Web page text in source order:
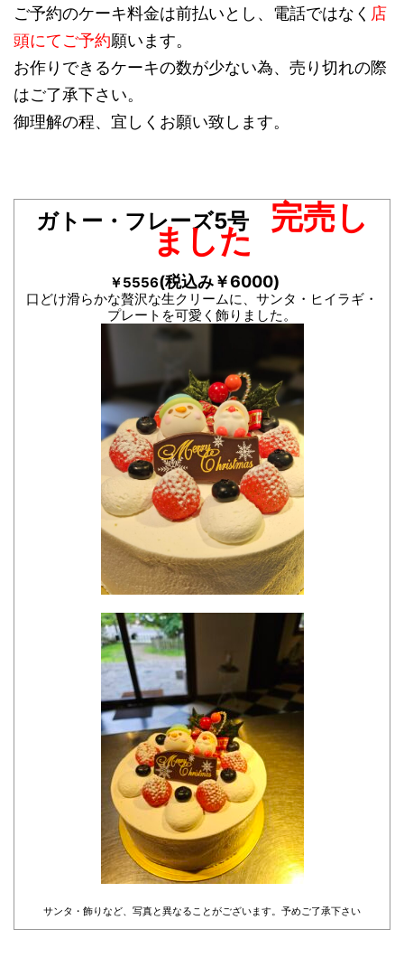
ご予約のケーキ料金は前払いとし、電話ではなく 店
頭にてご予約願います。
お作りできるケーキの数が少ない為、売り切れの際
はご了承下さい。
御理解の程、宜しくお願い致します。
ガトー・フレーズ5号 完売し
ました
￥5556(税込み￥6000)
口どけ滑らかな贅沢な生クリームに、サンタ・ヒイラギ・
プレートを可愛く飾りました。
サンタ・飾りなど、写真と異なることがございます。予めご了承下さい